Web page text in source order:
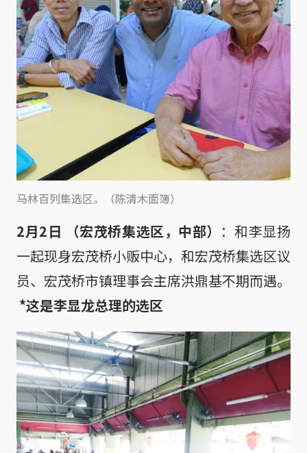
马林百列集选区。（陈清木面簿）
2月2日 （宏茂桥集选区，中部） ：和李显扬
一起现身宏茂桥小贩中心，和宏茂桥集选区议
员、宏茂桥市镇理事会主席洪鼎基不期而遇。
*这是李显龙总理的选区